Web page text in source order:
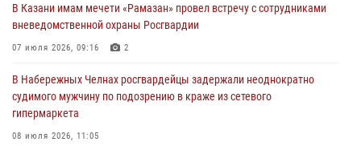
В Нижнекамске сотрудники Росгвардии задержали подозреваемого
23 июля 2026, 06:47
В Казани Росгвардия приняла участие в обеспечении безопасности
крестного хода и освящения храма
В Казани имам мечети «Рамазан» провел встречу с сотрудниками
вневедомственной охраны Росгвардии
07 июля 2026, 09:16 2
В Набережных Челнах росгвардейцы задержали неоднократно
судимого мужчину по подозрению в краже из сетевого
гипермаркета
08 июля 2026, 11:05